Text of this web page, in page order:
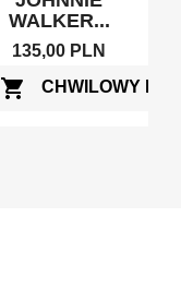
WALKER...
135,00 PLN
shopping_cart CHWILOWY